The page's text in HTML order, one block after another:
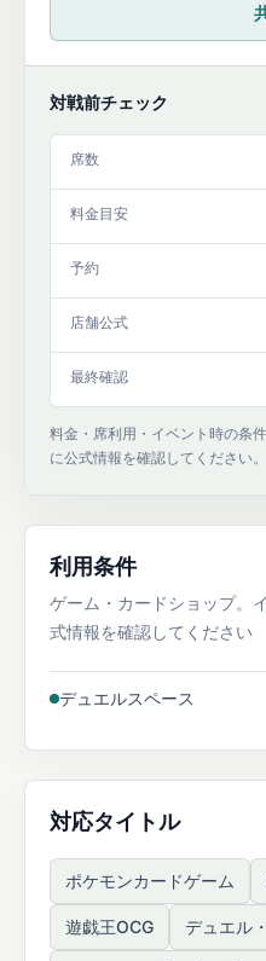
対戦前チェック
席数
料金目安
予約
店舗公式
最終確認
料金・席利用・イベント時の条
に公式情報を確認してください。
利用条件
ゲーム・カードショップ。
式情報を確認してください
デュエルスペース
対応タイトル
ポケモンカードゲーム
遊戯王OCG デュエル